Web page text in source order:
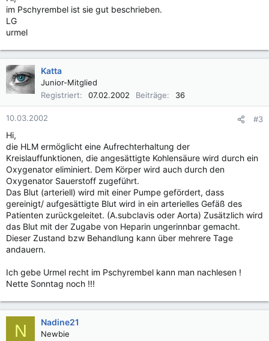
im Pschyrembel ist sie gut beschrieben.
LG
urmel
Katta
Junior-Mitglied
Registriert
07.02.2002 Beiträge 36
10.03.2002 #3
Hi,
die HLM ermöglicht eine Aufrechterhaltung der
Kreislauffunktionen, die angesättigte Kohlensäure wird durch ein
Oxygenator eliminiert. Dem Körper wird auch durch den
Oxygenator Sauerstoff zugeführt.
Das Blut (arteriell) wird mit einer Pumpe gefördert, dass
gereinigt/ aufgesättigte Blut wird in ein arterielles Gefäß des
Patienten zurückgeleitet. (A.subclavis oder Aorta) Zusätzlich wird
das Blut mit der Zugabe von Heparin ungerinnbar gemacht.
Dieser Zustand bzw Behandlung kann über mehrere Tage
andauern.
Ich gebe Urmel recht im Pschyrembel kann man nachlesen !
Nette Sonntag noch !!!
N Nadine21
Newbie